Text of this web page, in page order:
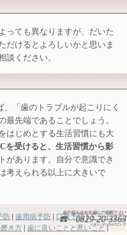
っても異なりますが、だいた
だけるとよろしいかと思いま
談ください。
「歯のトラブルが起こりにく
最先端であることでしょう。
はじめとする生活習慣にも大
を受けると、生活習慣から影
があります。自分で意識でき
考えられる以上に大きいで
防 歯周病予防 口臭予防| ドライマウ
き方 歯に良いことと悪いこと|